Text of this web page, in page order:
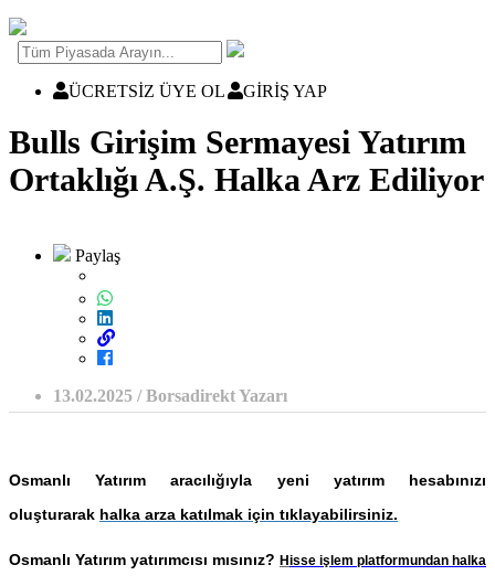
ÜCRETSİZ ÜYE OL GİRİŞ YAP
Bulls Girişim Sermayesi Yatırım
Ortaklığı A.Ş. Halka Arz Ediliyor
Paylaş
13.02.2025 / Borsadirekt Yazarı
Osmanlı Yatırım aracılığıyla yeni yatırım hesabınızı
oluşturarak halka arza katılmak için tıklayabilirsiniz.
Osmanlı Yatırım yatırımcısı mısınız? Hisse işlem platformundan halka